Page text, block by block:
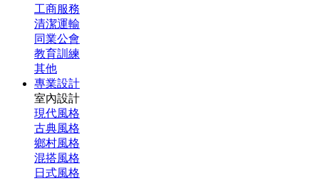
工商服務
清潔運輸
同業公會
教育訓練
其他
專業設計
室內設計
現代風格
古典風格
鄉村風格
混搭風格
日式風格